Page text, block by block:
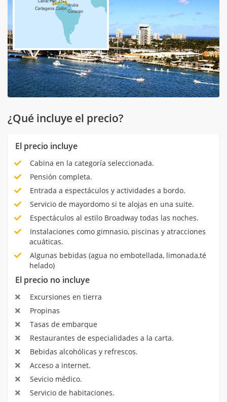
¿Qué incluye el precio?
El precio incluye
Cabina en la categoría seleccionada.
Pensión completa.
Entrada a espectáculos y actividades a bordo.
Servicio de mayordomo si te alojas en una suite.
Espectáculos al estilo Broadway todas las noches.
Instalaciones como gimnasio, piscinas y atracciones
acuáticas.
Algunas bebidas (agua no embotellada, limonada,té
helado)
El precio no incluye
Excursiones en tierra
Propinas
Tasas de embarque
Restaurantes de especialidades a la carta.
Bebidas alcohólicas y refrescos.
Acceso a internet.
Sevicio médico.
Servicio de habitaciones.